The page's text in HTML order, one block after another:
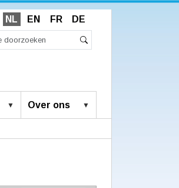
NL EN FR DE
Over ons